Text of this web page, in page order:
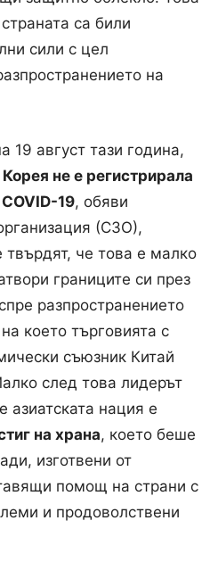
са били
сили с цел
на
19 август тази година,
не е регистрирала
19, обяви
(СЗО),
твърдят, че това е малко
границите си през
разпространението
което търговията с
съюзник Китай
след това лидерът
азиатската нация е
на храна, което беше
изготвени от
помощ на страни с
и продоволствени